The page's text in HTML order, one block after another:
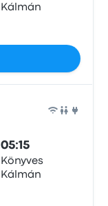
Kálmán
05:15
Könyves
Kálmán